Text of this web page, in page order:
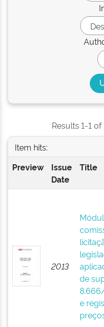
Results 1-1
Item hits:
Preview
Issue
Date
Title
2013
de
e